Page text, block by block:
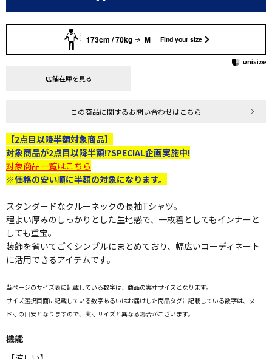
173cm / 70kg M Find your size
店舗在庫を見る
この商品に関するお問い合わせはこちら
【2点目以降半額対象商品】
対象商品が2点目以降半額!?SPECIAL企画実施中!
対象商品一覧はこちら
※価格の安い順に半額の対象になります。
スタンダードなクルーネックの長袖Tシャツ。
程よい厚みのしっかりとした生地感で、一枚着としてもインナーと
しても重宝。
装飾を省いてごくシンプルにまとめており、幅広いコーディネート
に活用できるアイテムです。
当ページのサイズ表に記載している数字は、商品の実寸サイズとなります。
サイズ選択画面に記載している数字あるいはお届けした商品タグに記載している数字は、ヌー
ド寸の目安となりますので、実寸サイズと異なる場合がございます。
機能